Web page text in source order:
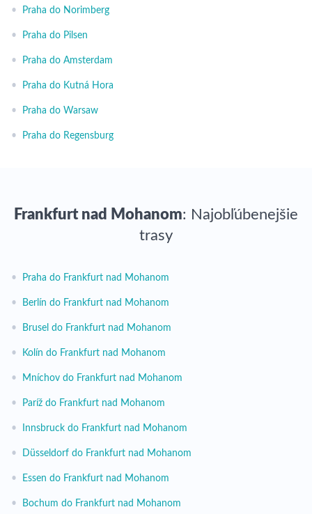
• Praha do Norimberg
• Praha do Pilsen
• Praha do Amsterdam
• Praha do Kutná Hora
• Praha do Warsaw
• Praha do Regensburg
Frankfurt nad Mohanom: Najobľúbenejšie
trasy
• Praha do Frankfurt nad Mohanom
• Berlín do Frankfurt nad Mohanom
• Brusel do Frankfurt nad Mohanom
• Kolín do Frankfurt nad Mohanom
• Mníchov do Frankfurt nad Mohanom
• Paríž do Frankfurt nad Mohanom
• Innsbruck do Frankfurt nad Mohanom
• Düsseldorf do Frankfurt nad Mohanom
• Essen do Frankfurt nad Mohanom
• Bochum do Frankfurt nad Mohanom